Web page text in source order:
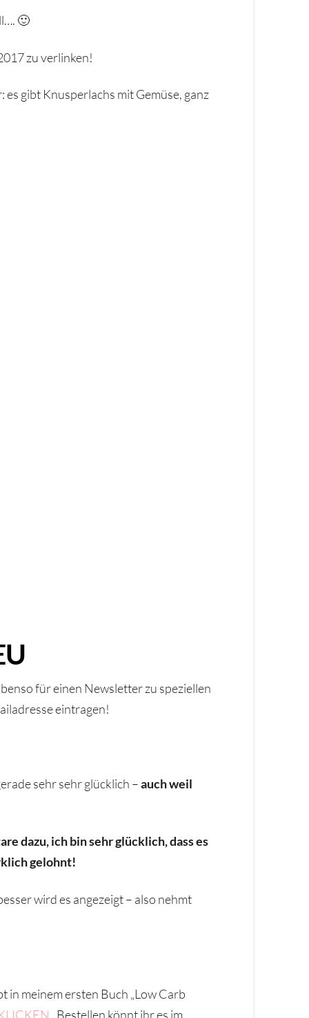
🙂
zu verlinken!
gibt Knusperlachs mit Gemüse, ganz
für einen Newsletter zu speziellen
eintragen!
sehr sehr glücklich –auch weil
dazu, ich bin sehr glücklich, dass es
gelohnt!
wird es angezeigt – also nehmt
in meinem ersten Buch „Low Carb
. Bestellen könnt ihr es im